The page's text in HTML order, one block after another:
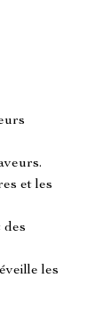
et les
des
les